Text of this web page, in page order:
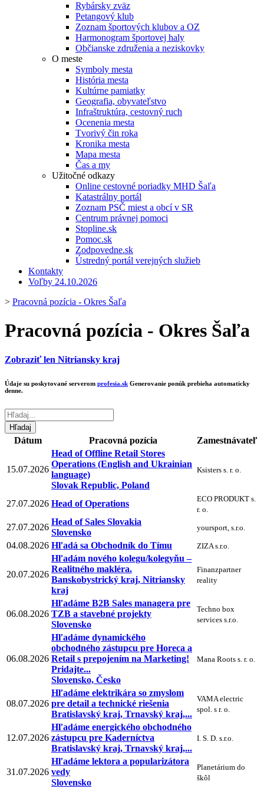
Rybársky zväz
Petangový klub
Zoznam športových klubov a OZ
Harmonogram športovej haly
Občianske združenia a neziskovky
O meste
Symboly mesta
História mesta
Kultúrne pamiatky
Geografia, obyvateľstvo
Infraštruktúra, cestovný ruch
Ocenenia mesta
Tvorivý čin roka
Kronika mesta
Mapa mesta
Čas a my
Užitočné odkazy
Online cestovné poriadky MHD Šaľa
Katastrálny portál
Zoznam PSČ miest a obcí v SR
Centrum právnej pomoci
Stopline.sk
Pomoc.sk
Zodpovedne.sk
Ústredný portál verejných služieb
Kontakty
Voľby 24.10.2026
> Pracovná pozícia - Okres Šaľa
Pracovná pozícia - Okres Šaľa
Zobraziť len Nitriansky kraj
Údaje su poskytované serverom profesia.sk Generovanie ponúk prebieha automaticky
denne.
Dátum Pracovná pozícia Zamestnávateľ
15.07.2026
Head of Offline Retail Stores
Operations (English and Ukrainian
language)
Slovak Republic, Poland
Ksisters s. r. o.
27.07.2026 Head of Operations
ECO PRODUKT s.
r. o.
27.07.2026
Head of Sales Slovakia
Slovensko
yoursport, s.r.o.
04.08.2026 Hľadá sa Obchodník do Tímu ZIZA s.r.o.
20.07.2026
Hľadám nového kolegu/kolegyňu –
Realitného makléra.
Banskobystrický kraj, Nitriansky
kraj
Finanzpartner
reality
06.08.2026
Hľadáme B2B Sales managera pre
TZB a stavebné projekty
Slovensko
Techno box
services s.r.o.
06.08.2026
Hľadáme dynamického
obchodného zástupcu pre Horeca a
Retail s prepojením na Marketing!
Pridajte...
Slovensko, Česko
Mana Roots s. r. o.
08.07.2026
Hľadáme elektrikára so zmyslom
pre detail a technické riešenia
Bratislavský kraj, Trnavský kraj,...
VAMA electric
spol. s r. o.
12.07.2026
Hľadáme energického obchodného
zástupcu pre Kaderníctva
Bratislavský kraj, Trnavský kraj,...
I. S. D. s.r.o.
31.07.2026
Hľadáme lektora a popularizátora
vedy
Slovensko
Planetárium do
škôl